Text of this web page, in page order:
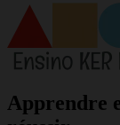
Apprendre